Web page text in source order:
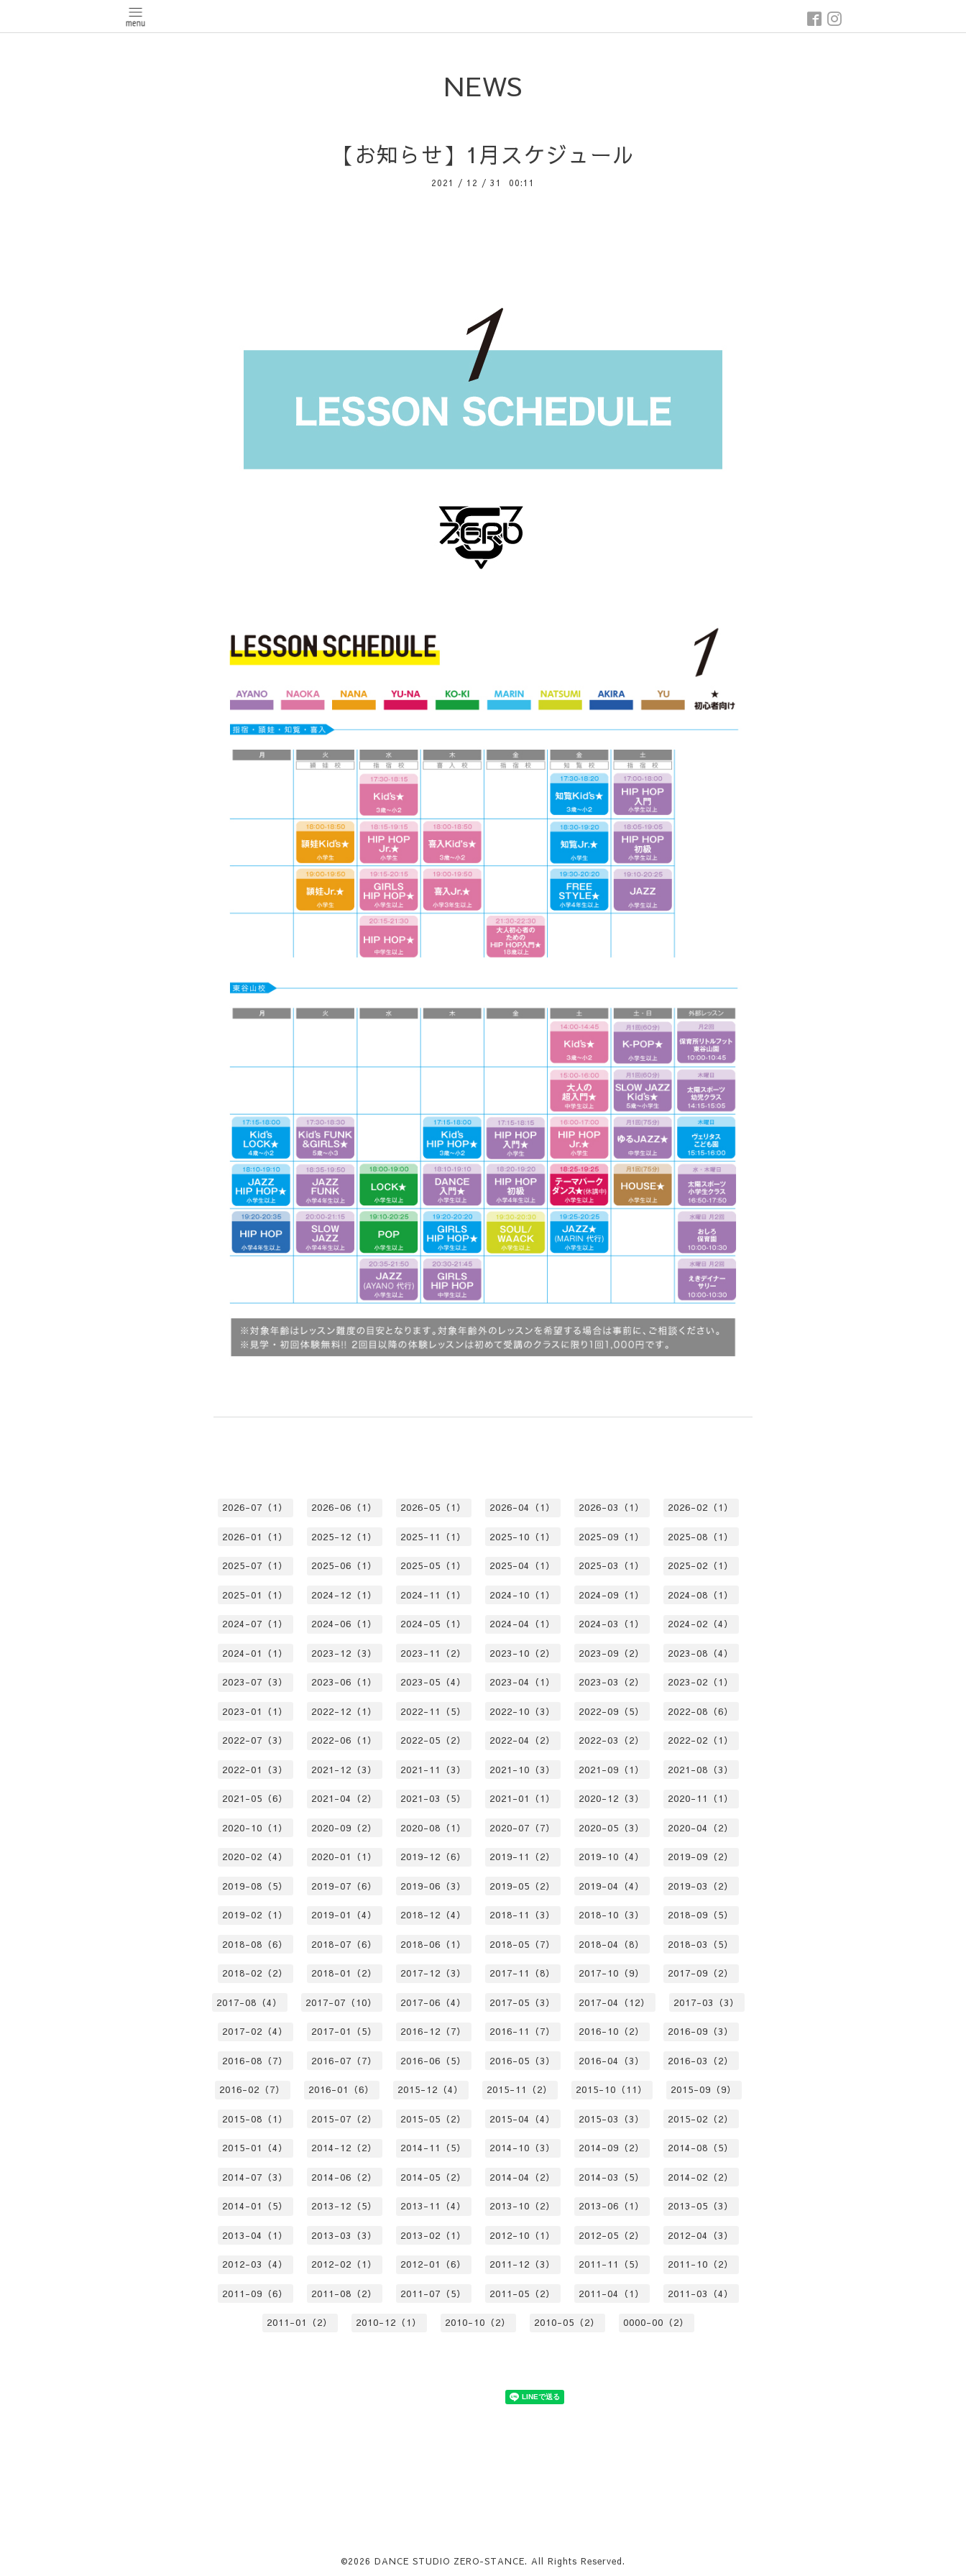
NEWS
【お知らせ】1月スケジュール
2021 / 12 / 31 00:11
2026-07（1） 2026-06（1） 2026-05（1） 2026-04（1） 2026-03（1） 2026-02（1）
2026-01（1） 2025-12（1） 2025-11（1） 2025-10（1） 2025-09（1） 2025-08（1）
2025-07（1） 2025-06（1） 2025-05（1） 2025-04（1） 2025-03（1） 2025-02（1）
2025-01（1） 2024-12（1） 2024-11（1） 2024-10（1） 2024-09（1） 2024-08（1）
2024-07（1） 2024-06（1） 2024-05（1） 2024-04（1） 2024-03（1） 2024-02（4）
2024-01（1） 2023-12（3） 2023-11（2） 2023-10（2） 2023-09（2） 2023-08（4）
2023-07（3） 2023-06（1） 2023-05（4） 2023-04（1） 2023-03（2） 2023-02（1）
2023-01（1） 2022-12（1） 2022-11（5） 2022-10（3） 2022-09（5） 2022-08（6）
2022-07（3） 2022-06（1） 2022-05（2） 2022-04（2） 2022-03（2） 2022-02（1）
2022-01（3） 2021-12（3） 2021-11（3） 2021-10（3） 2021-09（1） 2021-08（3）
2021-05（6） 2021-04（2） 2021-03（5） 2021-01（1） 2020-12（3） 2020-11（1）
2020-10（1） 2020-09（2） 2020-08（1） 2020-07（7） 2020-05（3） 2020-04（2）
2020-02（4） 2020-01（1） 2019-12（6） 2019-11（2） 2019-10（4） 2019-09（2）
2019-08（5） 2019-07（6） 2019-06（3） 2019-05（2） 2019-04（4） 2019-03（2）
2019-02（1） 2019-01（4） 2018-12（4） 2018-11（3） 2018-10（3） 2018-09（5）
2018-08（6） 2018-07（6） 2018-06（1） 2018-05（7） 2018-04（8） 2018-03（5）
2018-02（2） 2018-01（2） 2017-12（3） 2017-11（8） 2017-10（9） 2017-09（2）
2017-08（4） 2017-07（10） 2017-06（4） 2017-05（3） 2017-04（12） 2017-03（3）
2017-02（4） 2017-01（5） 2016-12（7） 2016-11（7） 2016-10（2） 2016-09（3）
2016-08（7） 2016-07（7） 2016-06（5） 2016-05（3） 2016-04（3） 2016-03（2）
2016-02（7） 2016-01（6） 2015-12（4） 2015-11（2） 2015-10（11） 2015-09（9）
2015-08（1） 2015-07（2） 2015-05（2） 2015-04（4） 2015-03（3） 2015-02（2）
2015-01（4） 2014-12（2） 2014-11（5） 2014-10（3） 2014-09（2） 2014-08（5）
2014-07（3） 2014-06（2） 2014-05（2） 2014-04（2） 2014-03（5） 2014-02（2）
2014-01（5） 2013-12（5） 2013-11（4） 2013-10（2） 2013-06（1） 2013-05（3）
2013-04（1） 2013-03（3） 2013-02（1） 2012-10（1） 2012-05（2） 2012-04（3）
2012-03（4） 2012-02（1） 2012-01（6） 2011-12（3） 2011-11（5） 2011-10（2）
2011-09（6） 2011-08（2） 2011-07（5） 2011-05（2） 2011-04（1） 2011-03（4）
2011-01（2） 2010-12（1） 2010-10（2） 2010-05（2） 0000-00（2）
©2026 DANCE STUDIO ZERO-STANCE. All Rights Reserved.